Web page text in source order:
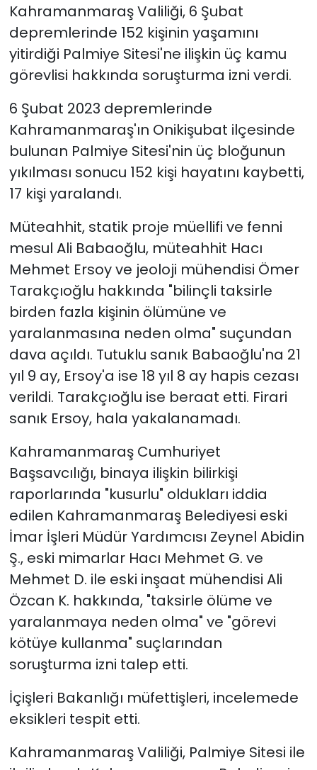
Kahramanmaraş Valiliği, 6 Şubat
depremlerinde 152 kişinin yaşamını
yitirdiği Palmiye Sitesi'ne ilişkin üç kamu
görevlisi hakkında soruşturma izni verdi.
6 Şubat 2023 depremlerinde
Kahramanmaraş'ın Onikişubat ilçesinde
bulunan Palmiye Sitesi'nin üç bloğunun
yıkılması sonucu 152 kişi hayatını kaybetti,
17 kişi yaralandı.
Müteahhit, statik proje müellifi ve fenni
mesul Ali Babaoğlu, müteahhit Hacı
Mehmet Ersoy ve jeoloji mühendisi Ömer
Tarakçıoğlu hakkında "bilinçli taksirle
birden fazla kişinin ölümüne ve
yaralanmasına neden olma" suçundan
dava açıldı. Tutuklu sanık Babaoğlu'na 21
yıl 9 ay, Ersoy'a ise 18 yıl 8 ay hapis cezası
verildi. Tarakçıoğlu ise beraat etti. Firari
sanık Ersoy, hala yakalanamadı.
Kahramanmaraş Cumhuriyet
Başsavcılığı, binaya ilişkin bilirkişi
raporlarında "kusurlu" oldukları iddia
edilen Kahramanmaraş Belediyesi eski
İmar İşleri Müdür Yardımcısı Zeynel Abidin
Ş., eski mimarlar Hacı Mehmet G. ve
Mehmet D. ile eski inşaat mühendisi Ali
Özcan K. hakkında, "taksirle ölüme ve
yaralanmaya neden olma" ve "görevi
kötüye kullanma" suçlarından
soruşturma izni talep etti.
İçişleri Bakanlığı müfettişleri, incelemede
eksikleri tespit etti.
Kahramanmaraş Valiliği, Palmiye Sitesi ile